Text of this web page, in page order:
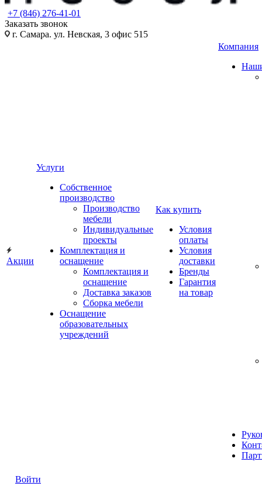
+7 (846) 276-41-01
Заказать звонок
г. Самара. ул. Невская, 3 офис 515
Акции
Услуги
Собственное
производство
Производство
мебели
Индивидуальные
проекты
Комплектация и
оснащение
Комплектация и
оснащение
Доставка заказов
Сборка мебели
Оснащение
образовательных
учреждений
Как купить
Условия
оплаты
Условия
доставки
Бренды
Гарантия
на товар
Компания
Войти